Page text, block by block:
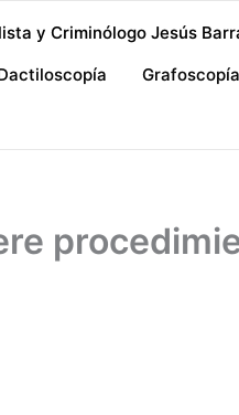
y Criminólogo Jesús
Grafoscopía